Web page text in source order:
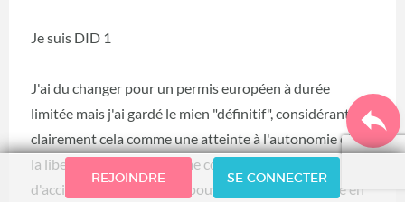
Je suis DID 1
J'ai du changer pour un permis européen à durée
limitée mais j'ai gardé le mien "définitif", considérant
clairement cela comme une atteinte à l'autonomie et à
la liberté.
L'assurance ne me couvrait plus en cas
d'accident et mon permis pouvais n'être pas valable en
REJOINDRE SE CONNECTER